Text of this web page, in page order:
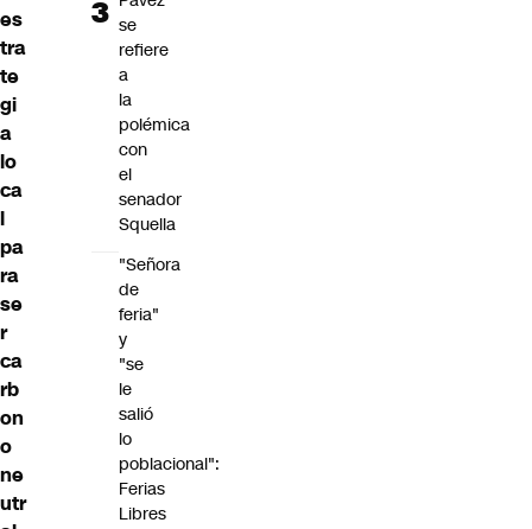
es
tra
te
gi
a
lo
ca
l
pa
ra
se
r
ca
rb
on
o
ne
utr
se
refiere
a
la
polémica
con
el
senador
Squella
"Señora
de
feria"
y
"se
le
salió
lo
poblacional":
Ferias
Libres